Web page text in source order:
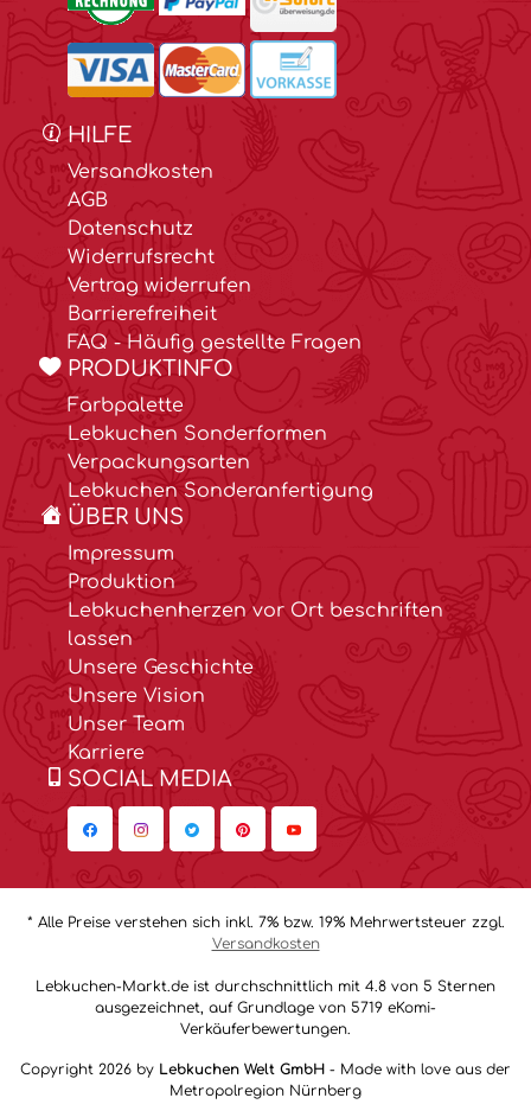
HILFE
Versandkosten
AGB
Datenschutz
Widerrufsrecht
Vertrag widerrufen
Barrierefreiheit
FAQ - Häufig gestellte Fragen
PRODUKTINFO
Farbpalette
Lebkuchen Sonderformen
Verpackungsarten
Lebkuchen Sonderanfertigung
ÜBER UNS
Impressum
Produktion
Lebkuchenherzen vor Ort beschriften
lassen
Unsere Geschichte
Unsere Vision
Unser Team
Karriere
SOCIAL MEDIA
* Alle Preise verstehen sich inkl. 7% bzw. 19% Mehrwertsteuer zzgl.
Versandkosten
Lebkuchen-Markt.de ist durchschnittlich mit 4.8 von 5 Sternen
ausgezeichnet, auf Grundlage von 5719 eKomi-
Verkäuferbewertungen.
Copyright 2026 by Lebkuchen Welt GmbH - Made with love aus der
Metropolregion Nürnberg